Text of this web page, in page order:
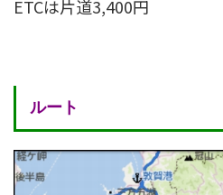
ETCは片道3,400円
ルート